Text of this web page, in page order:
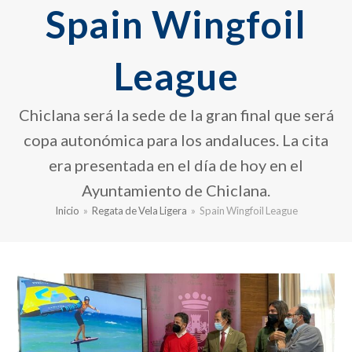
Spain Wingfoil
League
Chiclana será la sede de la gran final que será
copa autonómica para los andaluces. La cita
era presentada en el día de hoy en el
Ayuntamiento de Chiclana.
Inicio » Regata de Vela Ligera » Spain Wingfoil League